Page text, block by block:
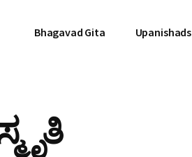
Bhagavad Gita Upanishads